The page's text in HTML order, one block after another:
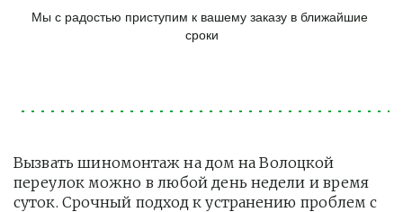
Мы с радостью приступим к вашему заказу в ближайшие
сроки
Вызвать шиномонтаж на дом на Волоцкой
переулок можно в любой день недели и время
суток. Срочный подход к устранению проблем с